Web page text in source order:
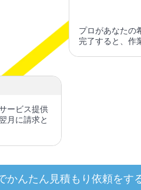
プロがあなたの
完了すると、作
ービス提供
月に請求と
かんたん見積もり依頼をす